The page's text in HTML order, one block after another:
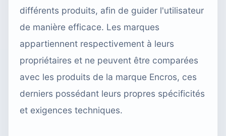
différents produits, afin de guider l'utilisateur
de manière efficace. Les marques
appartiennent respectivement à leurs
propriétaires et ne peuvent être comparées
avec les produits de la marque Encros, ces
derniers possédant leurs propres spécificités
et exigences techniques.